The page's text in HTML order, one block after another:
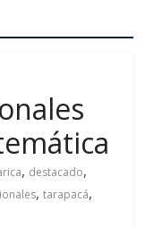
, destacado,
,tarapacá,